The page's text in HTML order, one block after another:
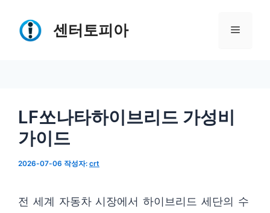
센터토피아 메
LF쏘나타하이브리드 가성비
가이드
2026-07-06 작성자: crt
전 세계 자동차 시장에서 하이브리드 세단의 수